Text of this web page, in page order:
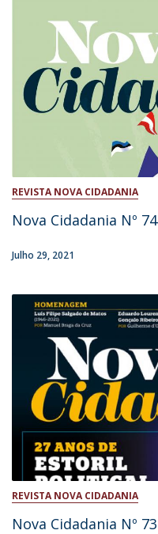
REVISTA NOVA CIDADANIA
Nova Cidadania Nº 74
Julho 29, 2021
REVISTA NOVA CIDADANIA
Nova Cidadania Nº 73